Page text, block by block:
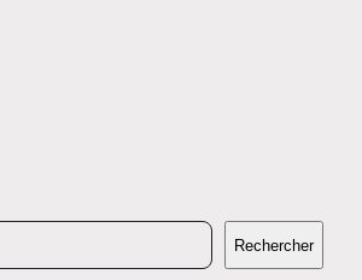
Rechercher